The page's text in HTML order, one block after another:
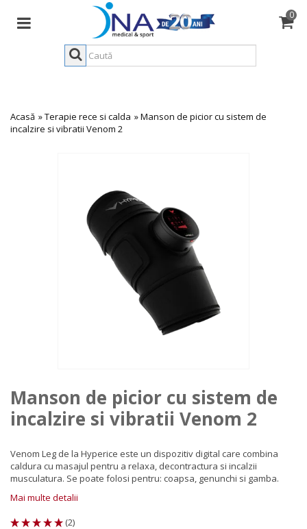
0
Acasă »Terapie rece si calda »Manson de picior cu sistem de
incalzire si vibratii Venom 2
Manson de picior cu sistem de
incalzire si vibratii Venom 2
Venom Leg de la Hyperice este un dispozitiv digital care combina
caldura cu masajul pentru a relaxa, decontractura si incalzii
musculatura. Se poate folosi pentru: coapsa, genunchi si gamba.
Mai multe detalii
(2)